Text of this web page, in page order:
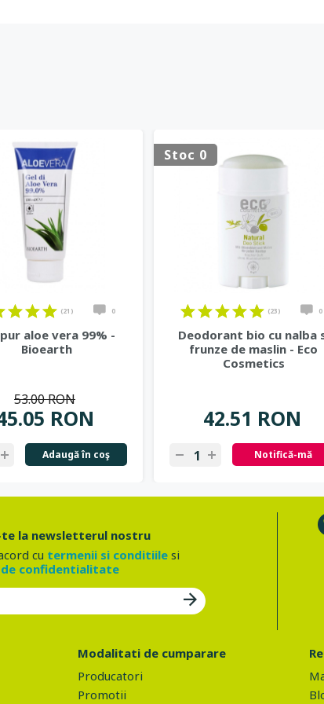
(21) 0
aloe vera 99% -
Bioearth
RON
53.00 RON
Adaugă în coş
Stoc 0
(23) 0
Deodorant bio cu nalba
frunze de maslin - Eco
Cosmetics
42.51 RON
Notifică-mă
te la newsletterul nostru
cu termenii si conditiilesi
confidentialitate
Modalitati de cumparare
Producatori
Promotii